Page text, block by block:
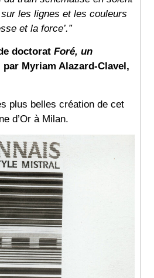
les lignes et les couleurs
et la force’.”
doctoratForé, un
par Myriam Alazard-Clavel,
plus belles création de cet
d’Or à Milan.